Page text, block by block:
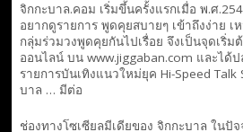
จิกกะบาล.คอม เริ่มขึ้นครั้งแรกเมื่อ พ.ศ
อยากดูรายการ พูดคุยสบายๆ เข้าถึงง่าย
กลุ่มร่วมวงพูดคุยกันไปเรื่อย จึงเป็นจุดเริ่ม
ออนไลน์ บน www.jiggaban.com และได้
รายการบันเทิงแนวใหม่ยุค Hi-Speed Talk
บาล … มีต่อ
ช่องทางโซเซียลมีเดียของ จิกกะบาล ในปั